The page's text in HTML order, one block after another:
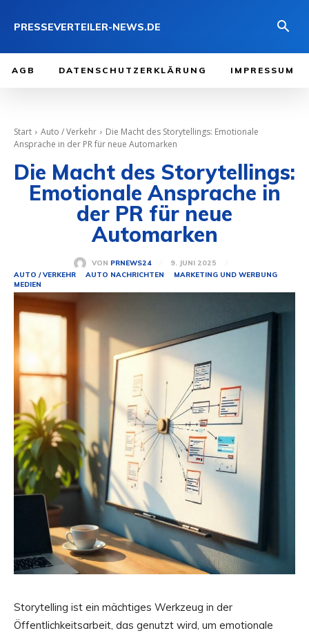
PRESSEVERTEILER-NEWS.DE
AGB DATENSCHUTZERKLÄRUNG IMPRESSUM
Start Auto / Verkehr
Die Macht des Storytellings: Emotionale
Ansprache in der PR für neue Automarken
Die Macht des Storytellings:
Emotionale Ansprache in
der PR für neue
Automarken
VON PRNEWS24
9. JUNI 2025
AUTO / VERKEHR
AUTO NACHRICHTEN
MARKETING UND WERBUNG
MEDIEN
Storytelling ist ein mächtiges Werkzeug in der
Öffentlichkeitsarbeit, das genutzt wird, um emotionale